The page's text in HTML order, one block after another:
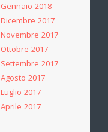
Gennaio 2018
Dicembre 2017
Novembre 2017
Ottobre 2017
Settembre 2017
Agosto 2017
Luglio 2017
Aprile 2017